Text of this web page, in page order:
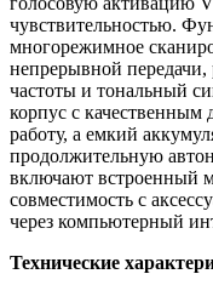
чувствительностью.
многорежимное
непрерывной
частоты и тональный
корпус с
работу, а емкий
продолжительную
включают встроенный
совместимость с
через компьютерный
Технические